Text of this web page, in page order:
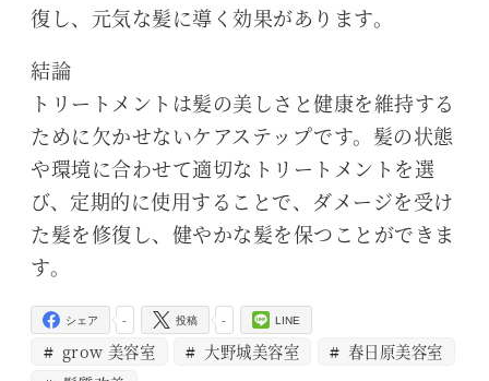
復し、元気な髪に導く効果があります。
結論
トリートメントは髪の美しさと健康を維持する
ために欠かせないケアステップです。髪の状態
や環境に合わせて適切なトリートメントを選
び、定期的に使用することで、ダメージを受け
た髪を修復し、健やかな髪を保つことができま
す。
-
シェア -
投稿 LINE
grow 美容室 大野城美容室
春日原美容室